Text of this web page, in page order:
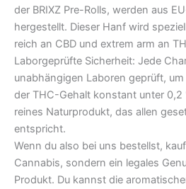
der BRIXZ Pre-Rolls, werden aus
hergestellt. Dieser Hanf wird
reich an CBD und extrem arm an
Laborgeprüfte Sicherheit: Jede
unabhängigen Laboren geprüft,
der THC-Gehalt konstant unter 0,2
reines Naturprodukt, das allen
entspricht.
Wenn du also bei uns bestellst,
Cannabis, sondern ein legales
Produkt. Du kannst die